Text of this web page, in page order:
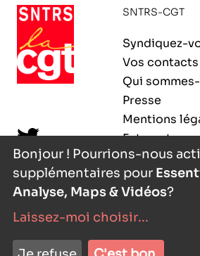
SNTRS-CGT
Syndiquez-
Vos contacts
Qui
Presse
Mentions
Extranet
- agence digitale
Bonjour ! Pourrions-nous
supplémentaires pour
Analyse, Maps & Vidéos?
Laissez-moi choisir...